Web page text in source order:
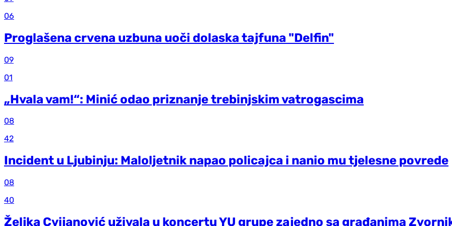
06
Proglašena crvena uzbuna uoči dolaska tajfuna "Delfin"
09
01
„Hvala vam!“: Minić odao priznanje trebinjskim vatrogascima
08
42
Incident u Ljubinju: Maloljetnik napao policajca i nanio mu tjelesne povrede
08
40
Željka Cvijanović uživala u koncertu YU grupe zajedno sa građanima